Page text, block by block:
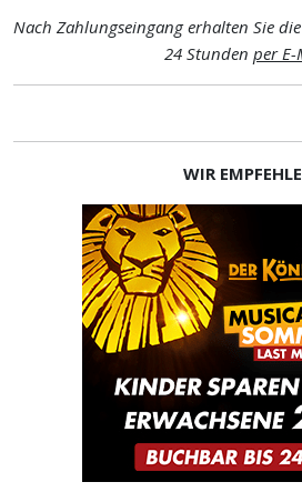
Nach Zahlungseingang erhalten Sie
24 Stunden per
WIR